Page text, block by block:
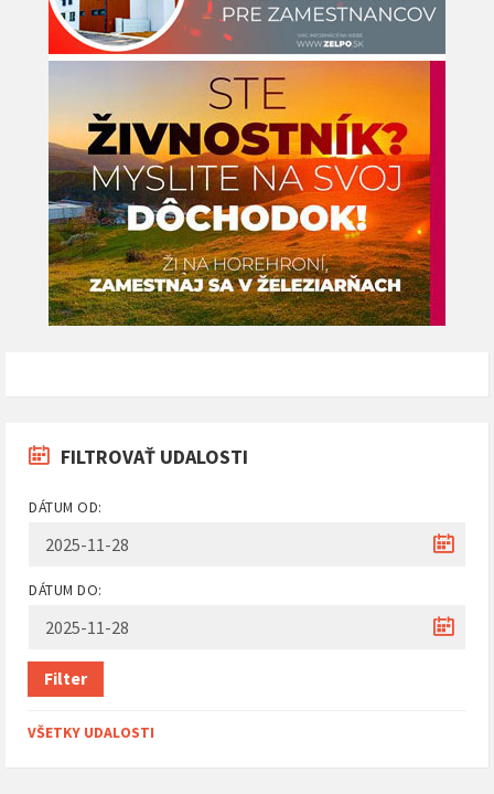
FILTROVAŤ UDALOSTI
DÁTUM OD:
DÁTUM DO:
Filter
VŠETKY UDALOSTI